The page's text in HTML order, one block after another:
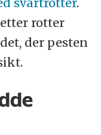
rotter
der pesten